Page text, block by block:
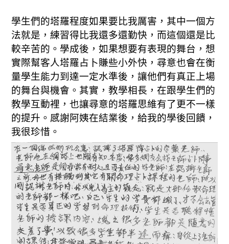
學生們的塔羅程度如果要比我厲害，其中一個方
法就是，練習得比我還多還勤快，而這個還是比
較辛苦的。學成後，如果想要有表現的舞台，想
實際幫客人塔羅占卜賺些小外快，尋意也會在衡
量學生能力到達一定水準後，讓他們有真正上場
的舞台與機會。其實，教學相長，在跟學生們的
教學互動裡，也讓尋意的塔羅思維有了更不一樣
的提升。感謝阿姨在結業後，給我的學後回饋，
我很珍惜。